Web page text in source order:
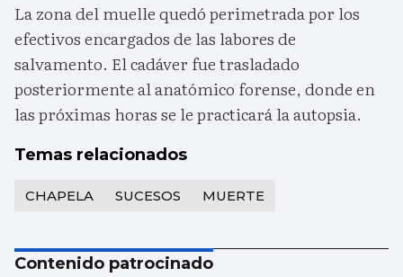
La zona del muelle quedó perimetrada por los
efectivos encargados de las labores de
salvamento. El cadáver fue trasladado
posteriormente al anatómico forense, donde en
las próximas horas se le practicará la autopsia.
Temas relacionados
CHAPELA SUCESOS MUERTE
Contenido patrocinado